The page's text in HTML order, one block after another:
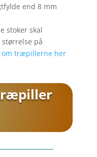
end 8 mm
stoker skal
på
om træpillerne her